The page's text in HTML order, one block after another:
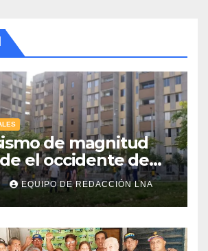
de magnitud
el occidente de
y deja graves daños
EQUIPO DE REDACCIÓN LNA